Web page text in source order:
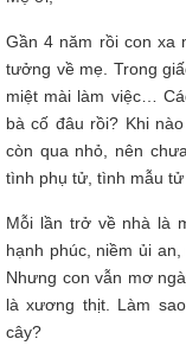
Gần 4 năm rồi con xa
tưởng về mẹ. Trong
miệt mài làm việc…
bà cố đâu rồi? Khi
còn qua nhỏ, nên
tình phụ tử, tình mẫu
Mỗi lần trở về nhà là
hạnh phúc, niềm ủi
Nhưng con vẫn mơ
là xương thịt. Làm
cây?